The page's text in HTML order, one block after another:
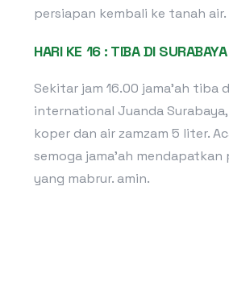
persiapan kembali ke tanah air.
HARI KE 16 : TIBA DI SURABAYA
Sekitar jam 16.00 jama’ah tiba
international Juanda
koper dan air zamzam 5 liter.
semoga jama’ah
yang mabrur. amin.